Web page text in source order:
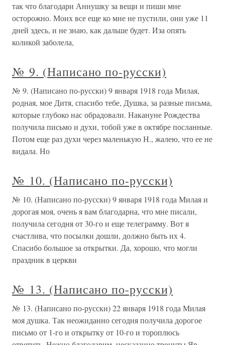
так что благодари Аннушку за вещи и пиши мне
осторожно. Моих все еще ко мне не пустили, они уже 11
дней здесь, и не знаю, как дальше будет. Иза опять
коликой заболела,
№ 9. (Написано по-русски)
№ 9. (Написано по-русски) 9 января 1918 года Милая,
родная, мое Дитя, спасибо тебе, Душка, за разные письма,
которые глубоко нас обрадовали. Накануне Рождества
получила письмо и духи, тобой уже в октябре посланные.
Потом еще раз духи через маленькую Н., жалею, что ее не
видала. Но
№ 10. (Написано по-русски)
№ 10. (Написано по-русски) 9 января 1918 года Милая и
дорогая моя, очень я вам благодарна, что мне писали,
получила сегодня от 30-го и еще телеграмму. Вот я
счастлива, что посылки дошли, должно быть их 4.
Спасибо большое за открытки. Да, хорошо, что могли
праздник в церкви
№ 13. (Написано по-русски)
№ 13. (Написано по-русски) 22 января 1918 года Милая
моя душка. Так неожиданно сегодня получила дорогое
письмо от 1-го и открытку от 10-го и тороплюсь